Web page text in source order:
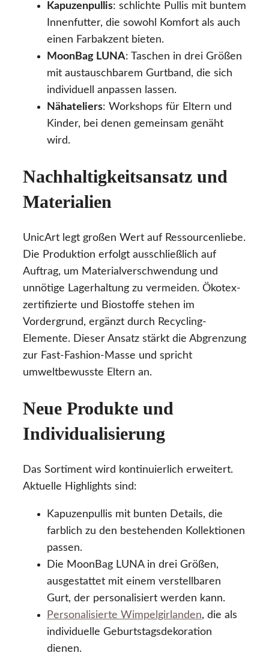
Kapuzenpullis: schlichte Pullis mit buntem
Innenfutter, die sowohl Komfort als auch
einen Farbakzent bieten.
MoonBag LUNA: Taschen in drei Größen
mit austauschbarem Gurtband, die sich
individuell anpassen lassen.
Nähateliers: Workshops für Eltern und
Kinder, bei denen gemeinsam genäht
wird.
Nachhaltigkeitsansatz und
Materialien
UnicArt legt großen Wert auf Ressourcenliebe.
Die Produktion erfolgt ausschließlich auf
Auftrag, um Materialverschwendung und
unnötige Lagerhaltung zu vermeiden. Ökotex-
zertifizierte und Biostoffe stehen im
Vordergrund, ergänzt durch Recycling-
Elemente. Dieser Ansatz stärkt die Abgrenzung
zur Fast-Fashion-Masse und spricht
umweltbewusste Eltern an.
Neue Produkte und
Individualisierung
Das Sortiment wird kontinuierlich erweitert.
Aktuelle Highlights sind:
Kapuzenpullis mit bunten Details, die
farblich zu den bestehenden Kollektionen
passen.
Die MoonBag LUNA in drei Größen,
ausgestattet mit einem verstellbaren
Gurt, der personalisiert werden kann.
Personalisierte Wimpelgirlanden, die als
individuelle Geburtstagsdekoration
dienen.